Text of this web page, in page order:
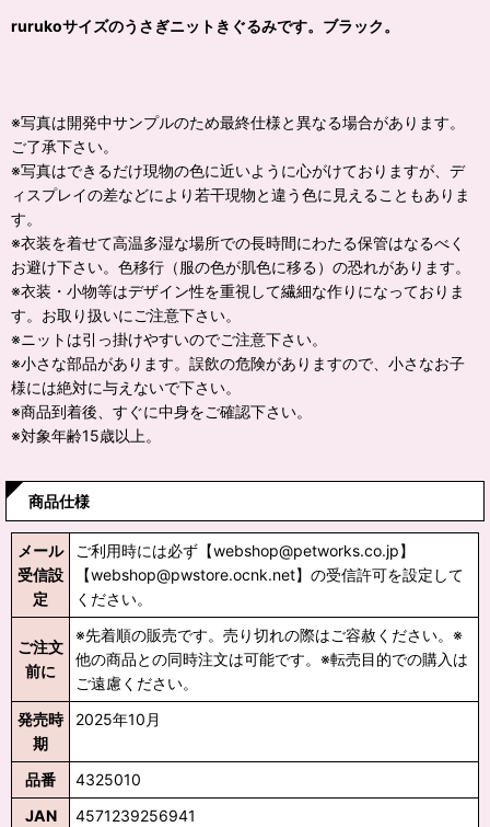
rurukoサイズのうさぎニットきぐるみです。ブラック。
※写真は開発中サンプルのため最終仕様と異なる場合があります。
ご了承下さい。
※写真はできるだけ現物の色に近いように心がけておりますが、デ
ィスプレイの差などにより若干現物と違う色に見えることもありま
す。
※衣装を着せて高温多湿な場所での長時間にわたる保管はなるべく
お避け下さい。色移行（服の色が肌色に移る）の恐れがあります。
※衣装・小物等はデザイン性を重視して繊細な作りになっておりま
す。お取り扱いにご注意下さい。
※ニットは引っ掛けやすいのでご注意下さい。
※小さな部品があります。誤飲の危険がありますので、小さなお子
様には絶対に与えないで下さい。
※商品到着後、すぐに中身をご確認下さい。
※対象年齢15歳以上。
商品仕様
メール
受信設
定
ご利用時には必ず【webshop@petworks.co.jp】
【webshop@pwstore.ocnk.net】の受信許可を設定して
ください。
ご注文
前に
※先着順の販売です。売り切れの際はご容赦ください。※
他の商品との同時注文は可能です。※転売目的での購入は
ご遠慮ください。
発売時
期
2025年10月
品番
4325010
JAN
4571239256941